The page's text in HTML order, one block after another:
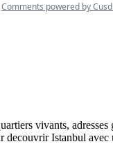
vivants, adresses
decouvrir Istanbul avec